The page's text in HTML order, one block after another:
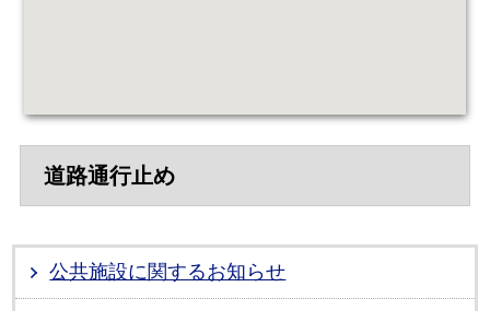
道路通行止め
公共施設に関するお知らせ